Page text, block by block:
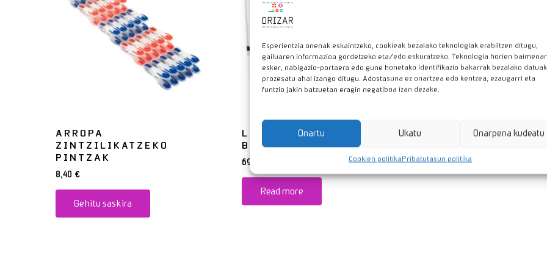
Esperientzia onenak eskaintzeko, cookieak bezalako teknologiak erabiltzen ditugu,
gailuaren informazioa gordetzeko eta/edo eskuratzeko. Teknologia horien
esker, nabigazio-portaera edo gune honetako identifikazio bakarrak bezalako datuak
prozesatu ahal izango ditugu. Adostasuna ez onartzea edo kentzea, ezaugarri eta
funtzio jakin batzuetan eragin negatiboa izan dezake.
Onartu Ukatu Onarpena kudeatu
Cookien politikaPribatutasun politika
ARROPA
ZINTZILIKATZEKO
PINTZAK
8,40€
Gehitu saskira
OUT OF STOCK
LURREKO ESEKITOKIA
BI BESOREKIN
69,95
Read more